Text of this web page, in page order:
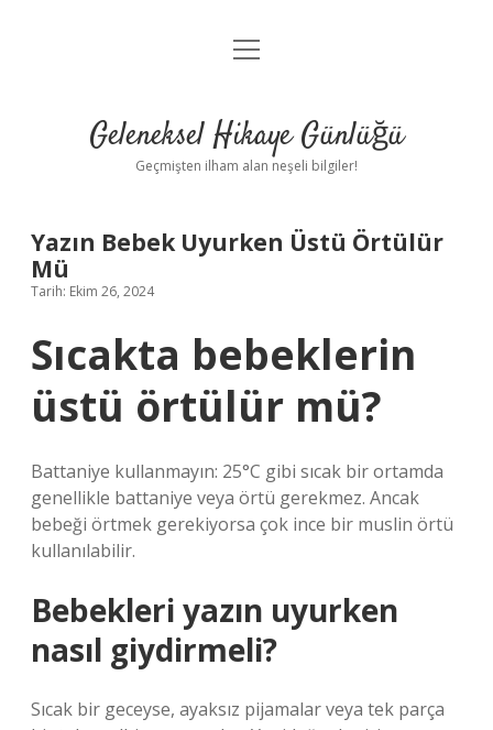
Anasayfa
Yasal Uyarı
menüyü
Geleneksel Hikaye Günlüğü
Geçmişten ilham alan neşeli bilgiler!
Yazın Bebek Uyurken Üstü Örtülür
Mü
Tarih: Ekim 26, 2024
Sıcakta bebeklerin
üstü örtülür mü?
Battaniye kullanmayın: 25°C gibi sıcak bir ortamda
genellikle battaniye veya örtü gerekmez. Ancak
bebeği örtmek gerekiyorsa çok ince bir muslin örtü
kullanılabilir.
Bebekleri yazın uyurken
nasıl giydirmeli?
Sıcak bir geceyse, ayaksız pijamalar veya tek parça